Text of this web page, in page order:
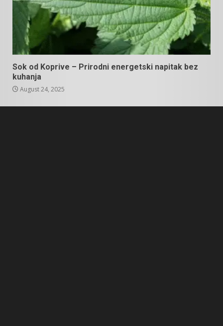
Sok od Koprive – Prirodni energetski napitak bez
kuhanja
August 24, 2025